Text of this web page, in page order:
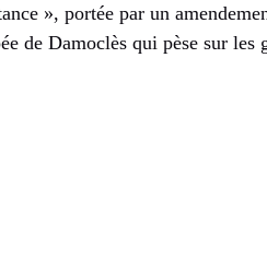
», portée par un
de Damoclès qui pèse sur les